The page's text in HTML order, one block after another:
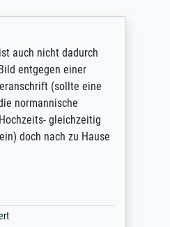
auch nicht dadurch
entgegen einer
(sollte eine
normannische
gleichzeitig
doch nach zu Hause